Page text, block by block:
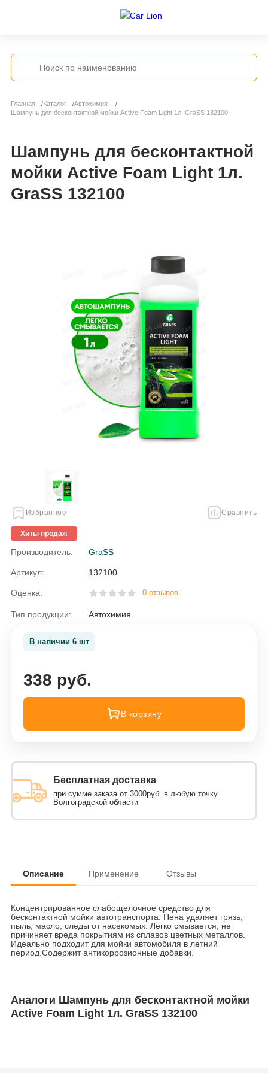
Главная Каталог
Автохимия
Шампунь для бесконтактной мойки Active Foam Light 1л. GraSS 132100
Шампунь для бесконтактной
мойки Active Foam Light 1л.
GraSS 132100
Избранное Сравнить
Хиты продаж
Производитель: GraSS
Артикул: 132100
Оценка: 0 отзывов
Тип продукции: Автохимия
В наличии 6 шт
338 руб.
В корзину
Бесплатная доставка
при сумме заказа от 3000руб. в любую точку
Волгоградской области
Описание Применение Отзывы
Концентрированное слабощелочное средство для
бесконтактной мойки автотранспорта. Пена удаляет грязь,
пыль, масло, следы от насекомых. Легко смывается, не
причиняет вреда покрытиям из сплавов цветных металлов.
Идеально подходит для мойки автомобиля в летний
период.Содержит антикоррозионные добавки.
Аналоги Шампунь для бесконтактной мойки
Active Foam Light 1л. GraSS 132100